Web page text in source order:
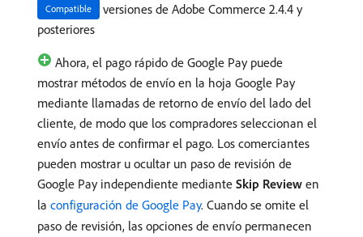
Compatible
versiones de Adobe Commerce 2.4.4 y
posteriores
Ahora, el pago rápido de Google Pay puede
mostrar métodos de envío en la hoja Google Pay
mediante llamadas de retorno de envío del lado del
cliente, de modo que los compradores seleccionan el
envío antes de confirmar el pago. Los comerciantes
pueden mostrar u ocultar un paso de revisión de
Google Pay independiente mediante Skip Review en
la configuración de Google Pay. Cuando se omite el
paso de revisión, las opciones de envío permanecen